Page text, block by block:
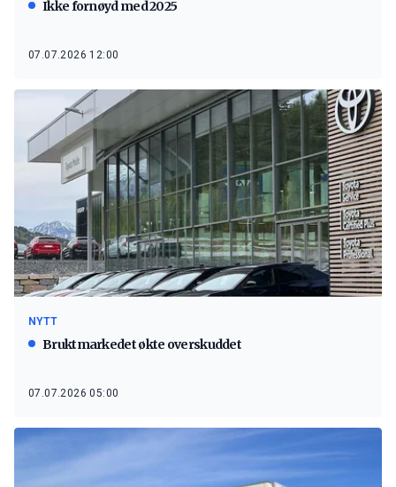
Ikke fornøyd med 2025
07.07.2026 12:00
NYTT
Bruktmarkedet økte overskuddet
07.07.2026 05:00